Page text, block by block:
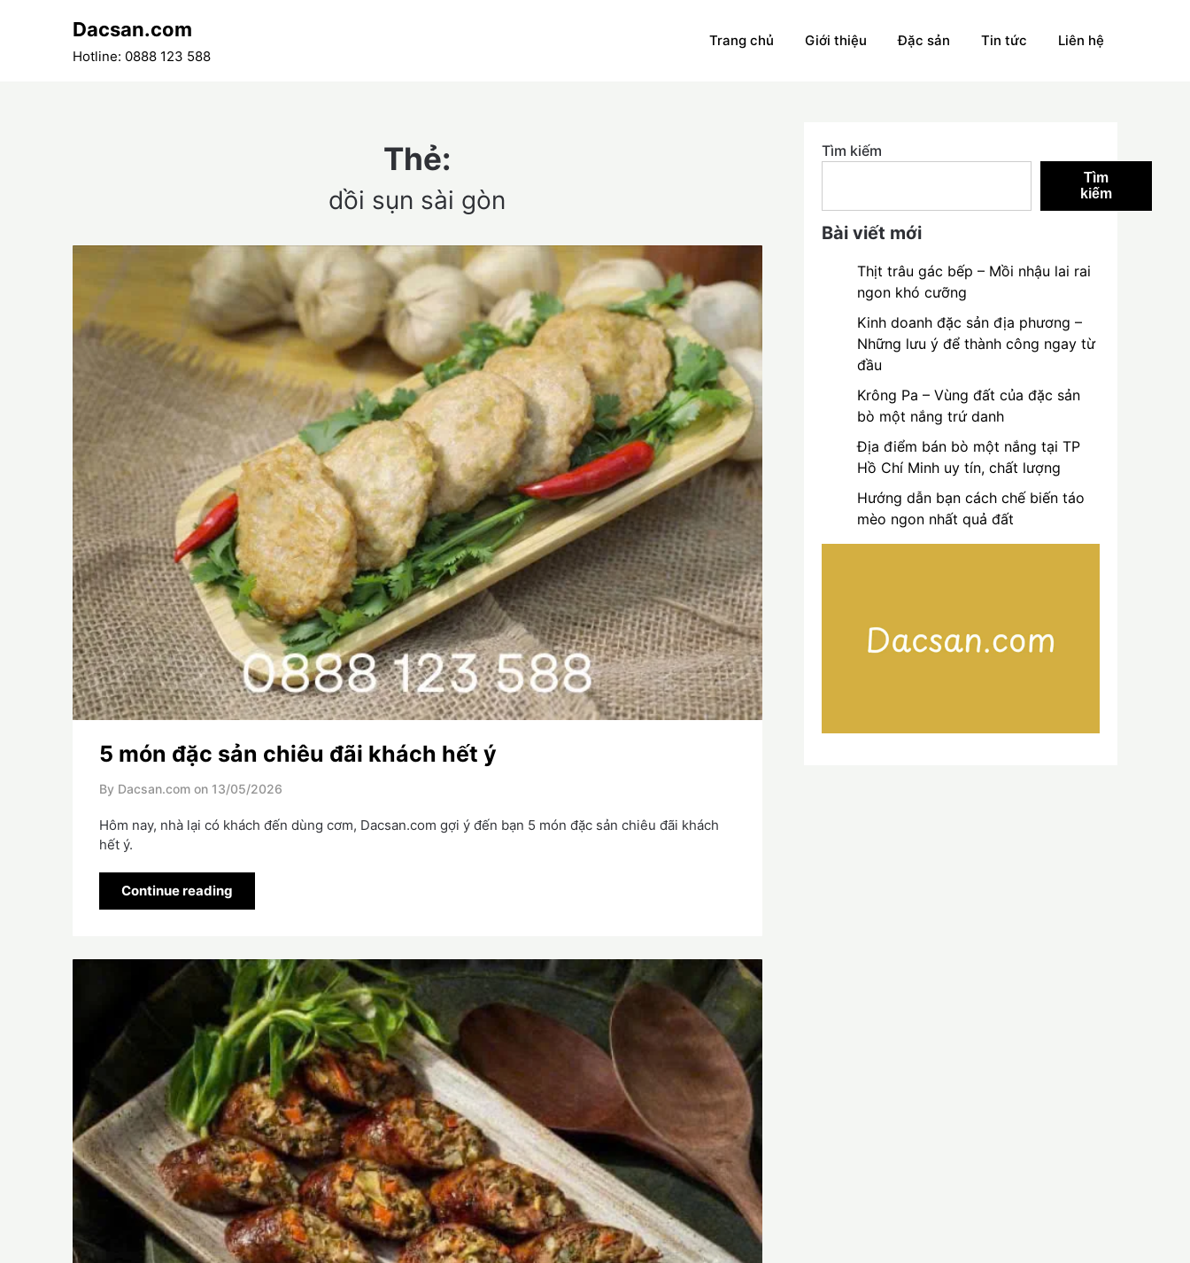
Dacsan.com
Hotline: 0888 123 588
Trang chủ Giới thiệu Đặc sản Tin tức Liên hệ
Thẻ:
dồi sụn sài gòn
5 món đặc sản chiêu đãi khách hết ý
By Dacsan.com on 13/05/2026
Hôm nay, nhà lại có khách đến dùng cơm, Dacsan.com gợi ý đến bạn 5 món đặc sản chiêu đãi khách
hết ý.
Continue reading
Tìm kiếm
Tìm
kiếm
Bài viết mới
Thịt trâu gác bếp – Mồi nhậu lai rai
ngon khó cưỡng
Kinh doanh đặc sản địa phương –
Những lưu ý để thành công ngay từ
đầu
Krông Pa – Vùng đất của đặc sản
bò một nắng trứ danh
Địa điểm bán bò một nắng tại TP
Hồ Chí Minh uy tín, chất lượng
Hướng dẫn bạn cách chế biến táo
mèo ngon nhất quả đất